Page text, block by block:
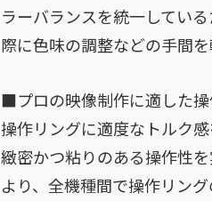
ラーバランスを統一してい
際に色味の調整などの手間を
■プロの映像制作に適した
操作リングに適度なトルク
緻密かつ粘りのある操作性
より、全機種間で操作リン